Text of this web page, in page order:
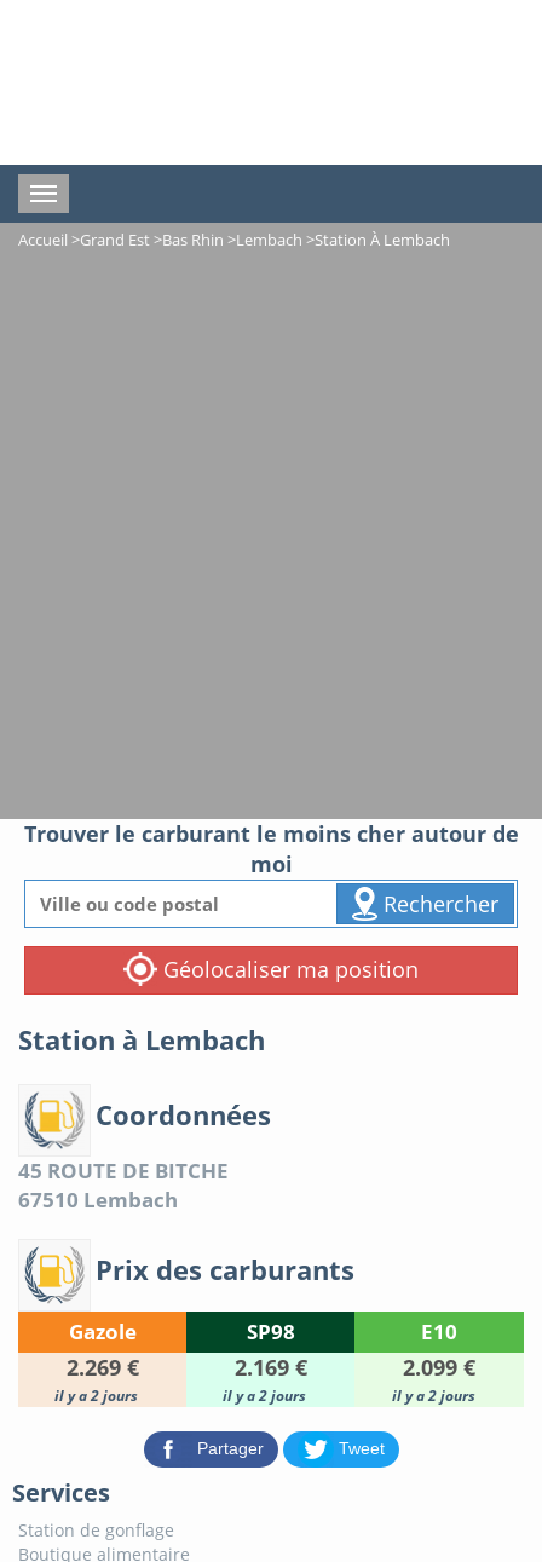
Toggle
navigation
Accueil >Grand Est >Bas Rhin >Lembach >Station À Lembach
Trouver le carburant le moins cher autour de
moi
Rechercher
Géolocaliser ma position
Station à Lembach
Coordonnées
45 ROUTE DE BITCHE
67510 Lembach
Prix des carburants
Gazole SP98 E10
2.269 € 2.169 € 2.099 €
il y a 2 jours il y a 2 jours il y a 2 jours
Partager Tweet
Services
Station de gonflage
Boutique alimentaire